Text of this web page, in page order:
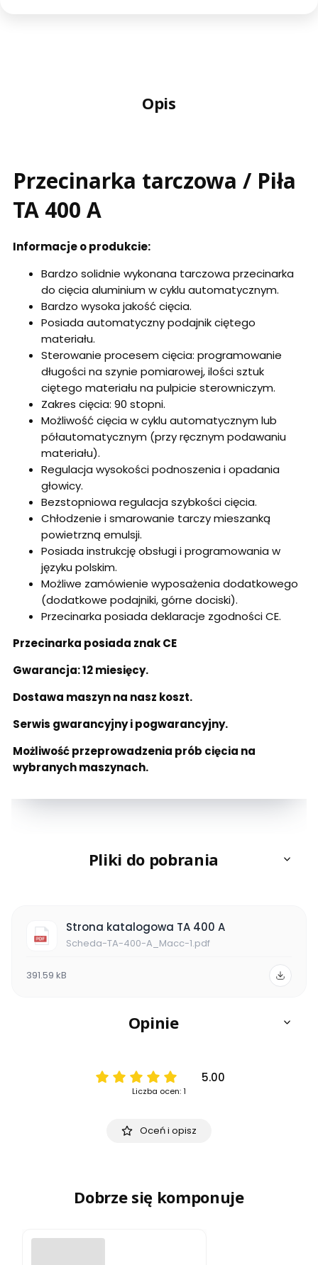
Opis
Przecinarka tarczowa / Piła
TA 400 A
Informacje o produkcie:
Bardzo solidnie wykonana tarczowa przecinarka
do cięcia aluminium w cyklu automatycznym.
Bardzo wysoka jakość cięcia.
Posiada automatyczny podajnik ciętego
materiału.
Sterowanie procesem cięcia: programowanie
długości na szynie pomiarowej, ilości sztuk
ciętego materiału na pulpicie sterowniczym.
Zakres cięcia: 90 stopni.
Możliwość cięcia w cyklu automatycznym lub
półautomatycznym (przy ręcznym podawaniu
materiału).
Regulacja wysokości podnoszenia i opadania
głowicy.
Bezstopniowa regulacja szybkości cięcia.
Chłodzenie i smarowanie tarczy mieszanką
powietrzną emulsji.
Posiada instrukcję obsługi i programowania w
języku polskim.
Możliwe zamówienie wyposażenia dodatkowego
(dodatkowe podajniki, górne dociski).
Przecinarka posiada deklaracje zgodności CE.
Przecinarka posiada znak CE
Gwarancja: 12 miesięcy.
Dostawa maszyn na nasz koszt.
Serwis gwarancyjny i pogwarancyjny.
Możliwość przeprowadzenia prób cięcia na
wybranych maszynach.
Pliki do pobrania
Scheda-TA-400-A_Macc-1.pdf
391.59 kB
Strona katalogowa TA 400 A
Opinie
5.00
Liczba ocen: 1
Oceń i opisz
Dobrze się komponuje